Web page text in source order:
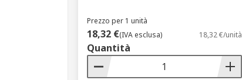
Prezzo per 1 unità
18,32 €(IVA esclusa) 18,32 €/unità
Quantità